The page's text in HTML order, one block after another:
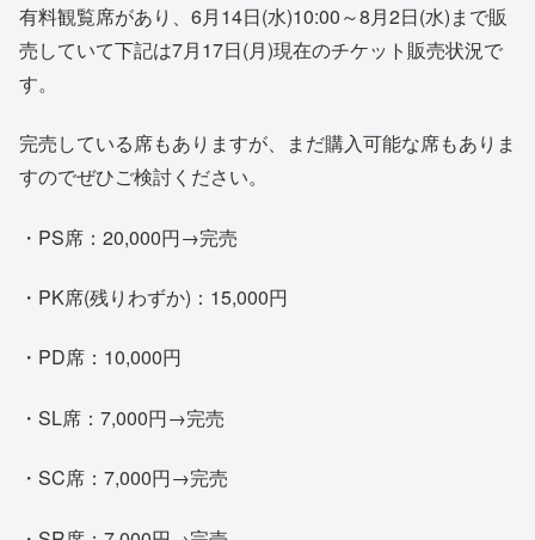
有料観覧席があり、6月14日(水)10:00～8月2日(水)まで販
売していて下記は7月17日(月)現在のチケット販売状況で
す。
完売している席もありますが、まだ購入可能な席もありま
すのでぜひご検討ください。
・PS席：20,000円→完売
・PK席(残りわずか)：15,000円
・PD席：10,000円
・SL席：7,000円→完売
・SC席：7,000円→完売